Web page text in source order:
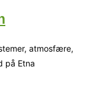
atmosfære,
på Etna